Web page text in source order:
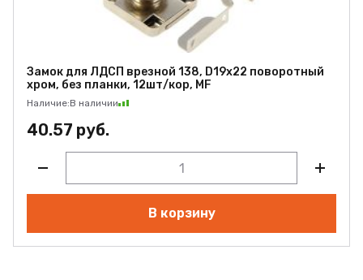
Замок для ЛДСП врезной 138, D19х22 поворотный
хром, без планки, 12шт/кор, MF
Наличие:В наличии
40.57 руб.
В корзину